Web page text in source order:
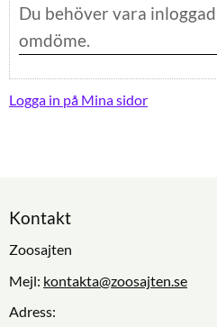
Logga in på Mina sidor
Kontakt
Zoosajten
Mejl: kontakta@zoosajten.se
Adress: